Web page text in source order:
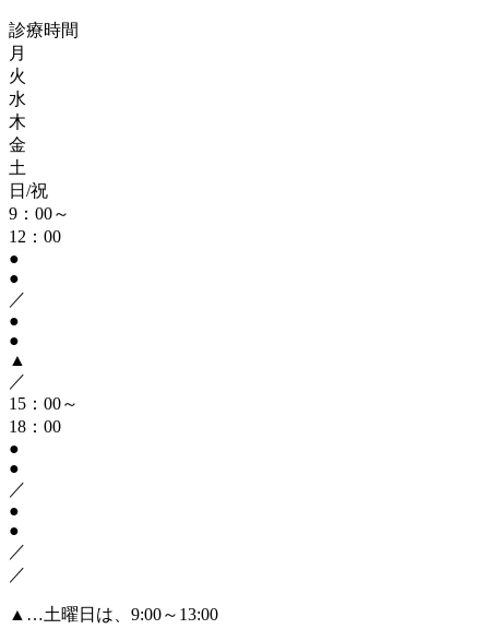
診療時間
月
火
水
木
金
土
日/祝
9：00～
12：00
●
●
／
●
●
▲
／
15：00～
18：00
●
●
／
●
●
／
／
▲ …土曜日は、9:00～13:00